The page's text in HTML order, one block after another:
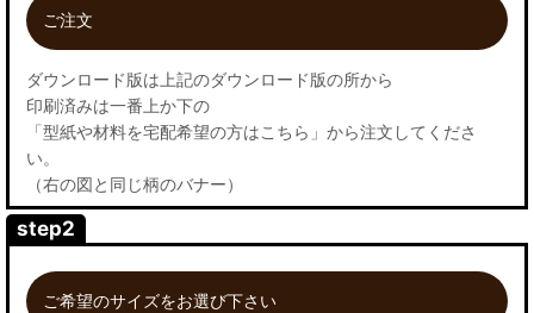
ご注文
ダウンロード版は上記のダウンロード版の所から
印刷済みは一番上か下の
「型紙や材料を宅配希望の方はこちら」から注文してくださ
い。
（右の図と同じ柄のバナー）
step2
ご希望のサイズをお選び下さい